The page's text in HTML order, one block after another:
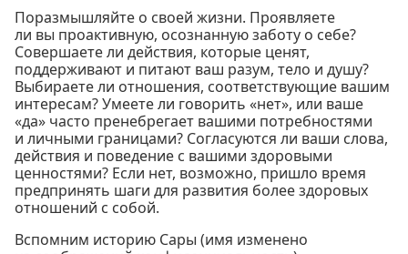
Поразмышляйте о своей жизни. Проявляете
ли вы проактивную, осознанную заботу о себе?
Совершаете ли действия, которые ценят,
поддерживают и питают ваш разум, тело и душу?
Выбираете ли отношения, соответствующие вашим
интересам? Умеете ли говорить «нет», или ваше
«да» часто пренебрегает вашими потребностями
и личными границами? Согласуются ли ваши слова,
действия и поведение с вашими здоровыми
ценностями? Если нет, возможно, пришло время
предпринять шаги для развития более здоровых
отношений с собой.
Вспомним историю Сары (имя изменено